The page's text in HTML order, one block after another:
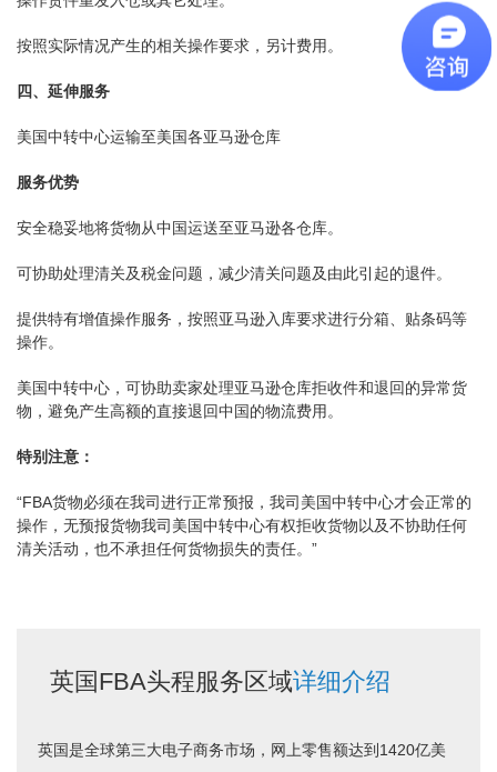
按照实际情况产生的相关操作要求，另计费用。
四、延伸服务
美国中转中心运输至美国各亚马逊仓库
服务优势
安全稳妥地将货物从中国运送至亚马逊各仓库。
可协助处理清关及税金问题，减少清关问题及由此引起的退件。
提供特有增值操作服务，按照亚马逊入库要求进行分箱、贴条码等
操作。
美国中转中心，可协助卖家处理亚马逊仓库拒收件和退回的异常货
物，避免产生高额的直接退回中国的物流费用。
特别注意：
“FBA货物必须在我司进行正常预报，我司美国中转中心才会正常的
操作，无预报货物我司美国中转中心有权拒收货物以及不协助任何
清关活动，也不承担任何货物损失的责任。”
英国FBA头程服务区域详细介绍
英国是全球第三大电子商务市场，网上零售额达到1420亿美